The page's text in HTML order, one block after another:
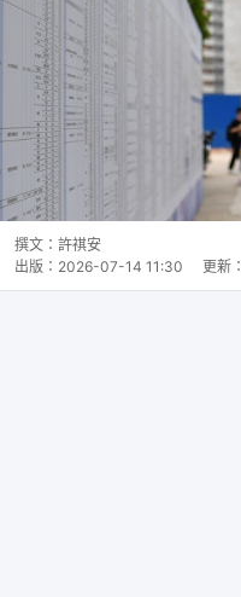
撰文： 許祺安
出版： 2026-07-14 11:30 更新：